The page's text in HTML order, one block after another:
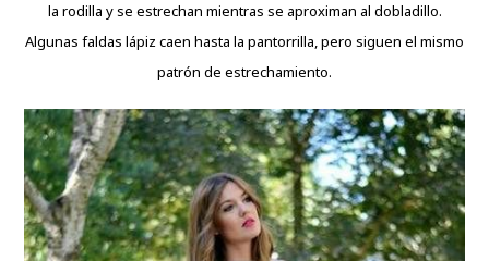
la rodilla y se estrechan mientras se aproximan al dobladillo.
Algunas faldas lápiz caen hasta la pantorrilla, pero siguen el mismo
patrón de estrechamiento.